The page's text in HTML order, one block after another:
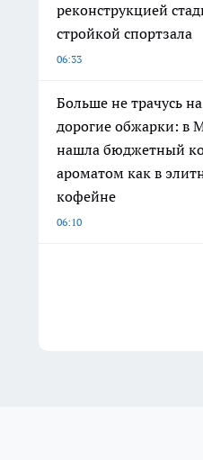
реконструкцией
стройкой спортзала
06:33
Больше не трачусь на
дорогие обжарки: в
нашла бюджетный
ароматом как в
кофейне
06:10